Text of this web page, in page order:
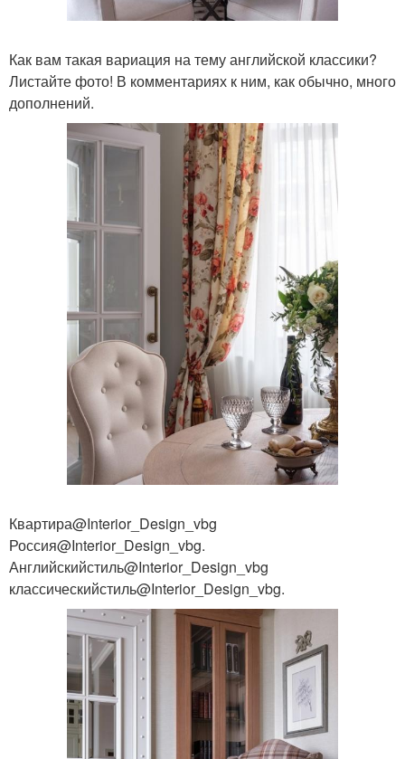
Как вам такая вариация на тему английской классики?
Листайте фото! В комментариях к ним, как обычно, много
дополнений.
Квартира@Interior_Design_vbg
Россия@Interior_Design_vbg.
Английскийстиль@Interior_Design_vbg
классическийстиль@Interior_Design_vbg.